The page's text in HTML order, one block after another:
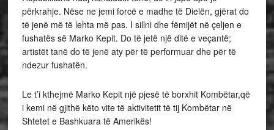
përkrahje. Nëse ne jemi forcë e madhe të Dielën, gjërat do
të jenë më të lehta më pas. I sillni dhe fëmijët në çeljen e
fushatës së Marko Kepit. Do të jetë një ditë e veçantë;
artistët tanë do të jenë aty për të performuar dhe për të
ndezur fushatën.
Le t’i kthejmë Marko Kepit një pjesë të borxhit Kombëtar,që
i kemi në gjithë këto vite të aktivitetit të tij Kombëtar në
Shtetet e Bashkuara të Amerikës!